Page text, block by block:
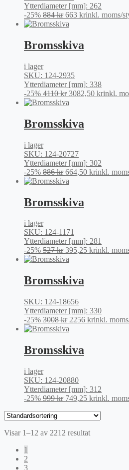
Ytterdiameter [mm]: 262
-25% 884kr Det
ursprungliga
var:
884 kr.
663 krDet
inkl. moms/
Bromsskiva
i lager
SKU: 124-2935
Ytterdiameter [mm]: 338
-25% 4110kr Det
ursprungliga
var:
4110 kr.
3082,50 krDet
inkl.
Bromsskiva
i lager
SKU: 124-20727
Ytterdiameter [mm]: 302
-25% 886kr Det
ursprungliga
var:
886 kr.
664,50 krDet
inkl.
Bromsskiva
i lager
SKU: 124-1171
Ytterdiameter [mm]: 281
-25% 527kr Det
ursprungliga
var:
527 kr.
395,25 krDet
inkl.
Bromsskiva
SKU: 124-18656
Ytterdiameter [mm]: 330
-25% 3008kr Det
var:
3008 kr.
2256 krDet
inkl. moms
Bromsskiva
i lager
SKU: 124-20880
Ytterdiameter [mm]: 312
-25% 999kr Det
999 kr.
749,25 krDet
priset
inkl.
Visar 1–12 av 2212 resultat
1
2
3